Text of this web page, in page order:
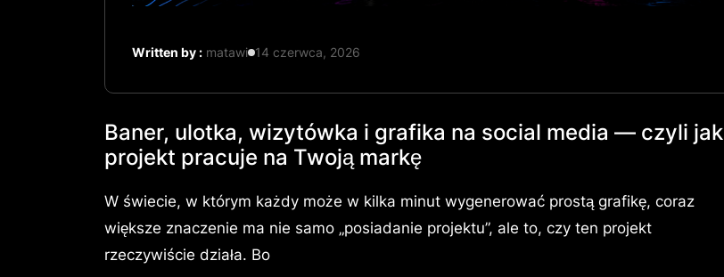
Written by : matawi 14 czerwca, 2026
Baner, ulotka, wizytówka i grafika na social media — czyli jak
projekt pracuje na Twoją markę
W świecie, w którym każdy może w kilka minut wygenerować prostą grafikę, coraz
większe znaczenie ma nie samo „posiadanie projektu”, ale to, czy ten projekt
rzeczywiście działa. Bo